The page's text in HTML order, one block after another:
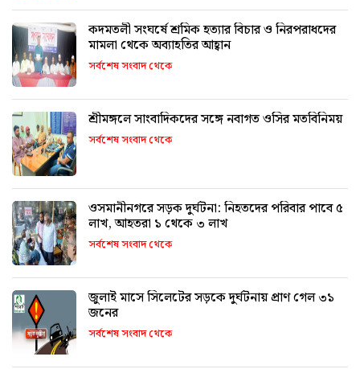
কদমতলী সংঘর্ষে শ্রমিক হত্যার বিচার ও নিরপরাধদের
মামলা থেকে অব্যাহতির আহ্বান
সর্বশেষ সংবাদ থেকে
শ্রীমঙ্গলে সাংবাদিকদের সঙ্গে নবাগত ওসির মতবিনিময়
সর্বশেষ সংবাদ থেকে
ওসমানীনগরে সড়ক দুর্ঘটনা: নিহতদের পরিবার পাবে ৫
লাখ, আহতরা ১ থেকে ৩ লাখ
সর্বশেষ সংবাদ থেকে
জুলাই মাসে সিলেটের সড়কে দুর্ঘটনায় প্রাণ গেল ৩১
জনের
সর্বশেষ সংবাদ থেকে